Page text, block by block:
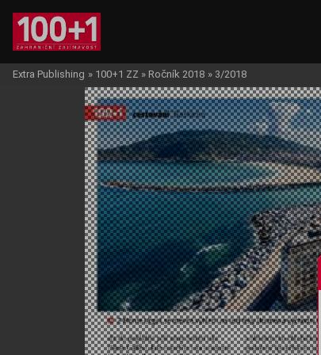
Extra Publishing » 100+1 ZZ » Ročník 2018 » 3/2018